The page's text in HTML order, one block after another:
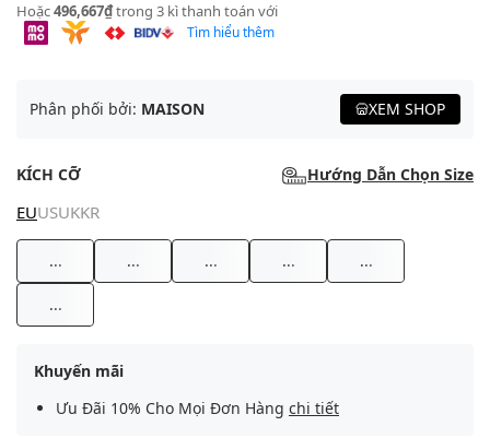
Hoặc496,667₫trong 3 kì thanh toán với
Tìm hiểu thêm
Phân phối bởi: MAISON XEM SHOP
KÍCH CỠ Hướng Dẫn Chọn Size
EUUSUKKR
... ... ... ... ...
...
Khuyến mãi
Ưu Đãi 10% Cho Mọi Đơn Hàng chi tiết